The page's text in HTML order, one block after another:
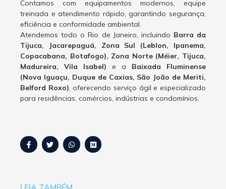
Contamos com equipamentos modernos, equipe
treinada e atendimento rápido, garantindo segurança,
eficiência e conformidade ambiental.
Atendemos todo o Rio de Janeiro, incluindo Barra da
Tijuca, Jacarepaguá, Zona Sul (Leblon, Ipanema,
Copacabana, Botafogo), Zona Norte (Méier, Tijuca,
Madureira, Vila Isabel) e a Baixada Fluminense
(Nova Iguaçu, Duque de Caxias, São João de Meriti,
Belford Roxo), oferecendo serviço ágil e especializado
para residências, comércios, indústrias e condomínios.